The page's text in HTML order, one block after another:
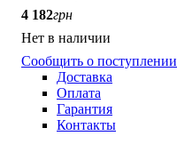
4 182грн
Нет в наличии
Сообщить о поступлении
Доставка
Оплата
Гарантия
Контакты